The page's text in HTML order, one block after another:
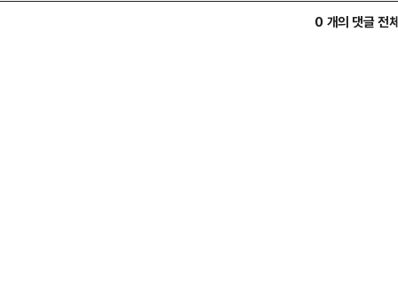
0 개의 댓글 전